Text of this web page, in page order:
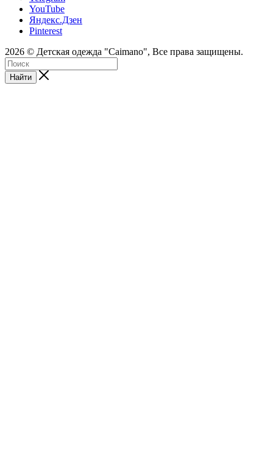
YouTube
Яндекс.Дзен
Pinterest
2026 © Детская одежда "Caimano", Все права защищены.
Найти